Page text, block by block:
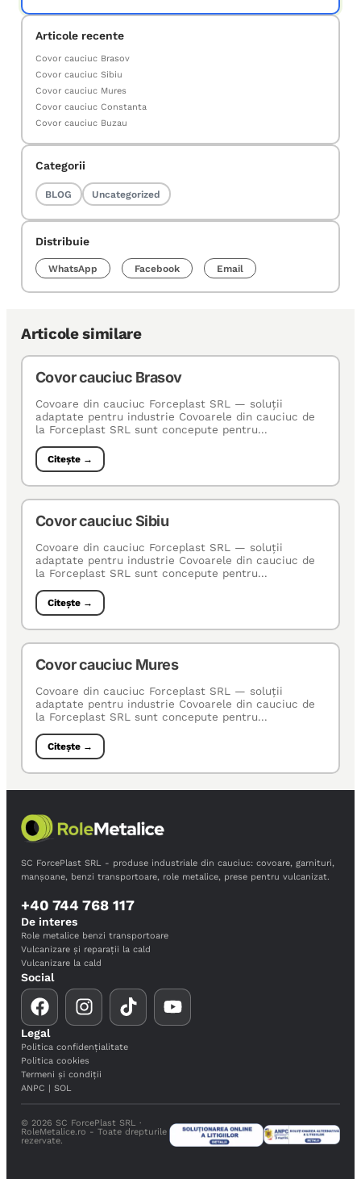
Articole recente
Covor cauciuc Brasov
Covor cauciuc Sibiu
Covor cauciuc Mures
Covor cauciuc Constanta
Covor cauciuc Buzau
Categorii
BLOG Uncategorized
Distribuie
WhatsApp Facebook Email
Articole similare
Covor cauciuc Brasov
Covoare din cauciuc Forceplast SRL — soluţii
adaptate pentru industrie Covoarele din cauciuc de
la Forceplast SRL sunt concepute pentru...
Citește →
Covor cauciuc Sibiu
Covoare din cauciuc Forceplast SRL — soluţii
adaptate pentru industrie Covoarele din cauciuc de
la Forceplast SRL sunt concepute pentru...
Citește →
Covor cauciuc Mures
Covoare din cauciuc Forceplast SRL — soluţii
adaptate pentru industrie Covoarele din cauciuc de
la Forceplast SRL sunt concepute pentru...
Citește →
SC ForcePlast SRL - produse industriale din cauciuc: covoare, garnituri,
manșoane, benzi transportoare, role metalice, prese pentru vulcanizat.
+40 744 768 117
De interes
Role metalice benzi transportoare
Vulcanizare și reparații la cald
Vulcanizare la cald
Social
Legal
Politica confidențialitate
Politica cookies
Termeni și condiții
ANPC | SOL
© 2026 SC ForcePlast SRL ·
RoleMetalice.ro - Toate drepturile
rezervate.